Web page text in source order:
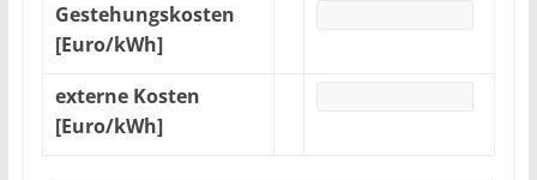
Gestehungskosten
[Euro/kWh]
externe Kosten
[Euro/kWh]